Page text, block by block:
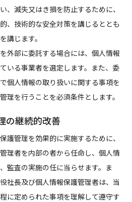
、滅失又はき損を防止するために、
、技術的な安全対策を講じるととも
講じます。
外部に委託する場合には、個人情報
いる事業者を選定します。また、委
個人情報の取り扱いに関する事項を
理を行うことを必須条件とします。
の継続的改善
護管理を効果的に実施するために、
理者を内部の者から任命し、個人情
監査の実施の任に当らせます。ま
社長及び個人情報保護管理者は、当
に定められた事項を理解して遵守す